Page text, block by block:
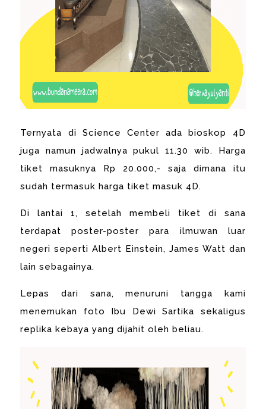
Ternyata di Science Center ada bioskop 4D
juga namun jadwalnya pukul 11.30 wib. Harga
tiket masuknya Rp 20.000,- saja dimana itu
sudah termasuk harga tiket masuk 4D.
Di lantai 1, setelah membeli tiket di sana
terdapat poster-poster para ilmuwan luar
negeri seperti Albert Einstein, James Watt dan
lain sebagainya.
Lepas dari sana, menuruni tangga kami
menemukan foto Ibu Dewi Sartika sekaligus
replika kebaya yang dijahit oleh beliau.